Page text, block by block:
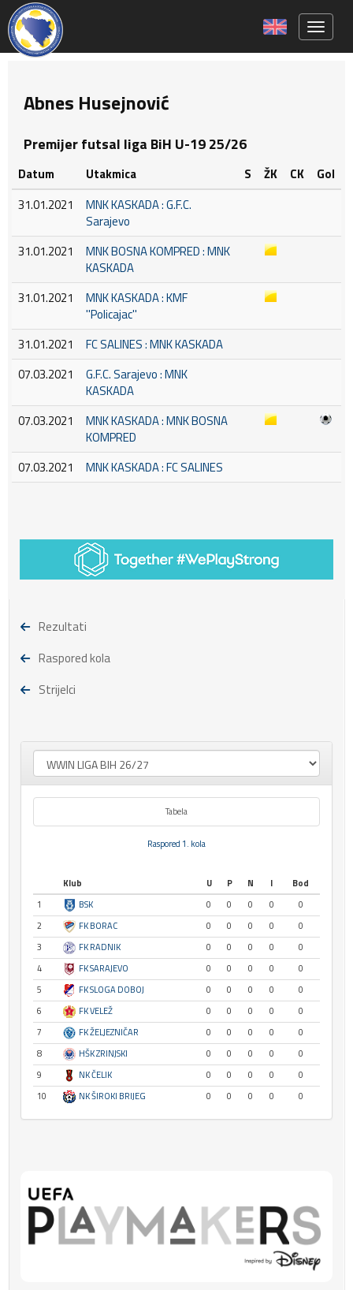
Abnes Husejnović
Premijer futsal liga BiH U-19 25/26
Datum Utakmica S ŽK CK
Gol
31.01.2021
MNK KASKADA : G.F.C.
Sarajevo
31.01.2021
MNK BOSNA KOMPRED : MNK
KASKADA
31.01.2021
MNK KASKADA : KMF
''Policajac''
31.01.2021
FC SALINES : MNK KASKADA
07.03.2021
G.F.C. Sarajevo : MNK
KASKADA
07.03.2021
MNK KASKADA : MNK BOSNA
KOMPRED
07.03.2021
MNK KASKADA : FC SALINES
Rezultati
Raspored kola
Strijelci
Tabela
Raspored 1. kola
Klub U P N I
Bod
1
BSK 0 0 0 0
0
2
FK BORAC 0 0 0 0
0
3
FK RADNIK 0 0 0 0
0
4
FK SARAJEVO 0 0 0 0
0
5
FK SLOGA DOBOJ 0 0 0 0
0
6
FK VELEŽ 0 0 0 0
0
7
FK ŽELJEZNIČAR 0 0 0 0
0
8
HŠK ZRINJSKI 0 0 0 0
0
9
NK ČELIK 0 0 0 0
0
10
NK ŠIROKI BRIJEG 0 0 0 0 0